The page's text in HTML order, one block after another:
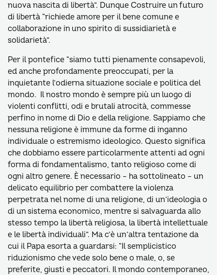
nuova nascita di libertà”. Dunque Costruire un futuro
di libertà “richiede amore per il bene comune e
collaborazione in uno spirito di sussidiarietà e
solidarietà”.
Per il pontefice “siamo tutti pienamente consapevoli,
ed anche profondamente preoccupati, per la
inquietante l’odierna situazione sociale e politica del
mondo. Il nostro mondo è sempre più un luogo di
violenti conflitti, odi e brutali atrocità, commesse
perfino in nome di Dio e della religione. Sappiamo che
nessuna religione è immune da forme di inganno
individuale o estremismo ideologico. Questo significa
che dobbiamo essere particolarmente attenti ad ogni
forma di fondamentalismo, tanto religioso come di
ogni altro genere. È necessario – ha sottolineato – un
delicato equilibrio per combattere la violenza
perpetrata nel nome di una religione, di un’ideologia o
di un sistema economico, mentre si salvaguarda allo
stesso tempo la libertà religiosa, la libertà intellettuale
e le libertà individuali”. Ma c’è un’altra tentazione da
cui il Papa esorta a guardarsi: “Il semplicistico
riduzionismo che vede solo bene o male, o, se
preferite, giusti e peccatori. Il mondo contemporaneo,